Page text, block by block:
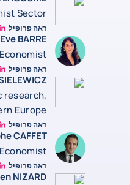
Sector
ראה פרופיל
Simon Lacoume linkedin
Eve BARRE
ראה פרופיל
Eve barré linkedin
research,
Europe
ראה פרופילsielewicz linkedin
CAFFET
ראה פרופילJCC Linkedin
NIZARD